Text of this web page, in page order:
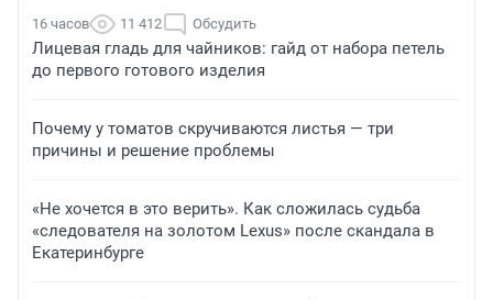
16 часов 11 412 Обсудить
Лицевая гладь для чайников: гайд от набора петель
до первого готового изделия
Почему у томатов скручиваются листья — три
причины и решение проблемы
«Не хочется в это верить». Как сложилась судьба
«следователя на золотом Lexus» после скандала в
Екатеринбурге